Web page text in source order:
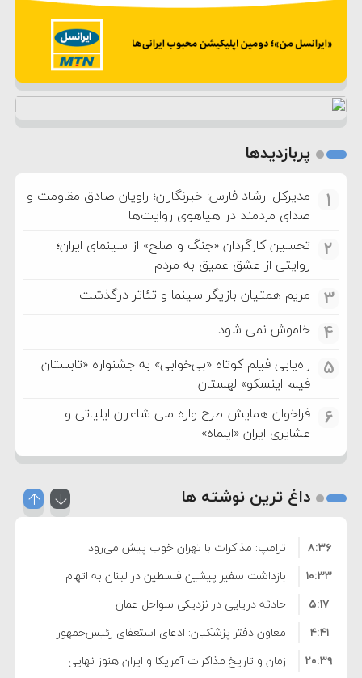
پربازدیدها
1
مدیرکل ارشاد فارس: خبرنگاران؛ راویان صادق مقاومت و
صدای مردمند در هیاهوی روایت‌ها
2
تحسین کارگردان «جنگ و صلح» از سینمای ایران؛
روایتی از عشق عمیق به مردم
3 مریم همتیان بازیگر سینما و تئاتر درگذشت
4 خاموش نمی شود
5
راه‌یابی فیلم کوتاه «بی‌خوابی» به جشنواره «تابستان
فیلم اینسکو» لهستان
6
فراخوان همایش طرح واره ملی شاعران ایلیاتی و
عشایری ایران «ایلماه»
داغ ترین نوشته ها
ترامپ: مذاکرات با تهران خوب پیش می‌رود
۸:۳۶
بازداشت سفیر پیشین فلسطین در لبنان به اتهام
فساد و اختلاس اموال
۱۰:۳۳
حادثه دریایی در نزدیکی سواحل عمان
۵:۱۷
معاون دفتر پزشکیان: ادعای استعفای رئیس‌جمهور
واهی و کذب محض است
۴:۴۱
زمان و تاریخ مذاکرات آمریکا و ایران هنوز نهایی
۲۰:۳۹